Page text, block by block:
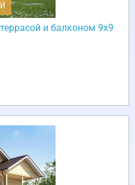
и балконом 9х9